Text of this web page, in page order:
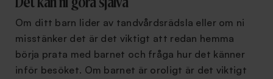
Det kan ni göra själva
Om ditt barn lider av tandvårdsrädsla eller om ni
misstänker det är det viktigt att redan hemma
börja prata med barnet och fråga hur det känner
inför besöket. Om barnet är oroligt är det viktigt